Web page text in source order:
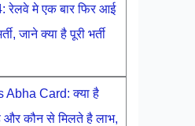
रेलवे मे एक बार फिर आई
जाने क्या है पूरी भर्ती
Card: क्या है
और कौन से मिलते है लाभ,